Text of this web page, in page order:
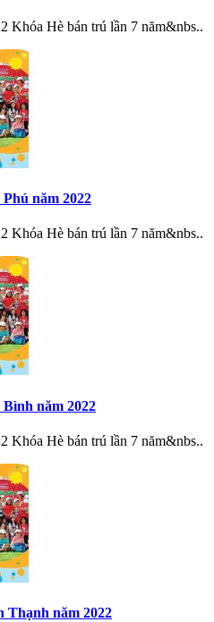
Hè bán trú lần 7 năm&nbs..
năm 2022
Hè bán trú lần 7 năm&nbs..
năm 2022
Hè bán trú lần 7 năm&nbs..
Thạnh năm 2022